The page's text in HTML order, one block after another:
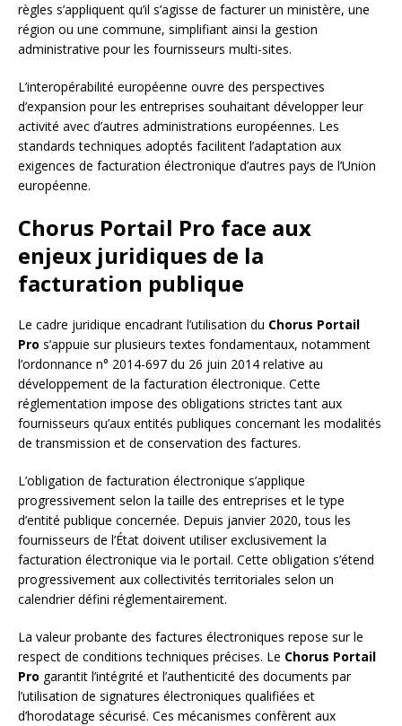
règles s’appliquent qu’il s’agisse de facturer un ministère, une
région ou une commune, simplifiant ainsi la gestion
administrative pour les fournisseurs multi-sites.
L’interopérabilité européenne ouvre des perspectives
d’expansion pour les entreprises souhaitant développer leur
activité avec d’autres administrations européennes. Les
standards techniques adoptés facilitent l’adaptation aux
exigences de facturation électronique d’autres pays de l’Union
européenne.
Chorus Portail Pro face aux
enjeux juridiques de la
facturation publique
Le cadre juridique encadrant l’utilisation du Chorus Portail
Pro s’appuie sur plusieurs textes fondamentaux, notamment
l’ordonnance n° 2014-697 du 26 juin 2014 relative au
développement de la facturation électronique. Cette
réglementation impose des obligations strictes tant aux
fournisseurs qu’aux entités publiques concernant les modalités
de transmission et de conservation des factures.
L’obligation de facturation électronique s’applique
progressivement selon la taille des entreprises et le type
d’entité publique concernée. Depuis janvier 2020, tous les
fournisseurs de l’État doivent utiliser exclusivement la
facturation électronique via le portail. Cette obligation s’étend
progressivement aux collectivités territoriales selon un
calendrier défini réglementairement.
La valeur probante des factures électroniques repose sur le
respect de conditions techniques précises. Le Chorus Portail
Pro garantit l’intégrité et l’authenticité des documents par
l’utilisation de signatures électroniques qualifiées et
d’horodatage sécurisé. Ces mécanismes confèrent aux